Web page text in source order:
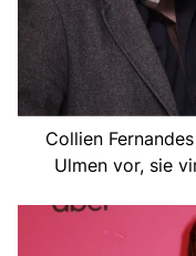
Collien
Ulmen vor, sie